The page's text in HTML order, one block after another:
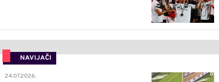
NAVIJAČI
0
24.07.2026.